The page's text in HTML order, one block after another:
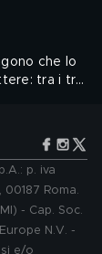
che lo
tra i tre
p. iva
Roma.
- Cap. Soc.
N.V. -
e/o